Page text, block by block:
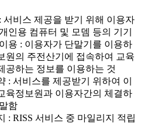
비스 제공을 받기 위해 이용자
인용 컴퓨터 및 모뎀 등의 기기
용 : 이용자가 단말기를 이용하
원의 주전산기에 접속하여 교육
공하는 정보를 이용하는 것
: 서비스를 제공받기 위하여 이
육정보원과 이용자간의 체결하
함
: RISS 서비스 중 마일리지 적립